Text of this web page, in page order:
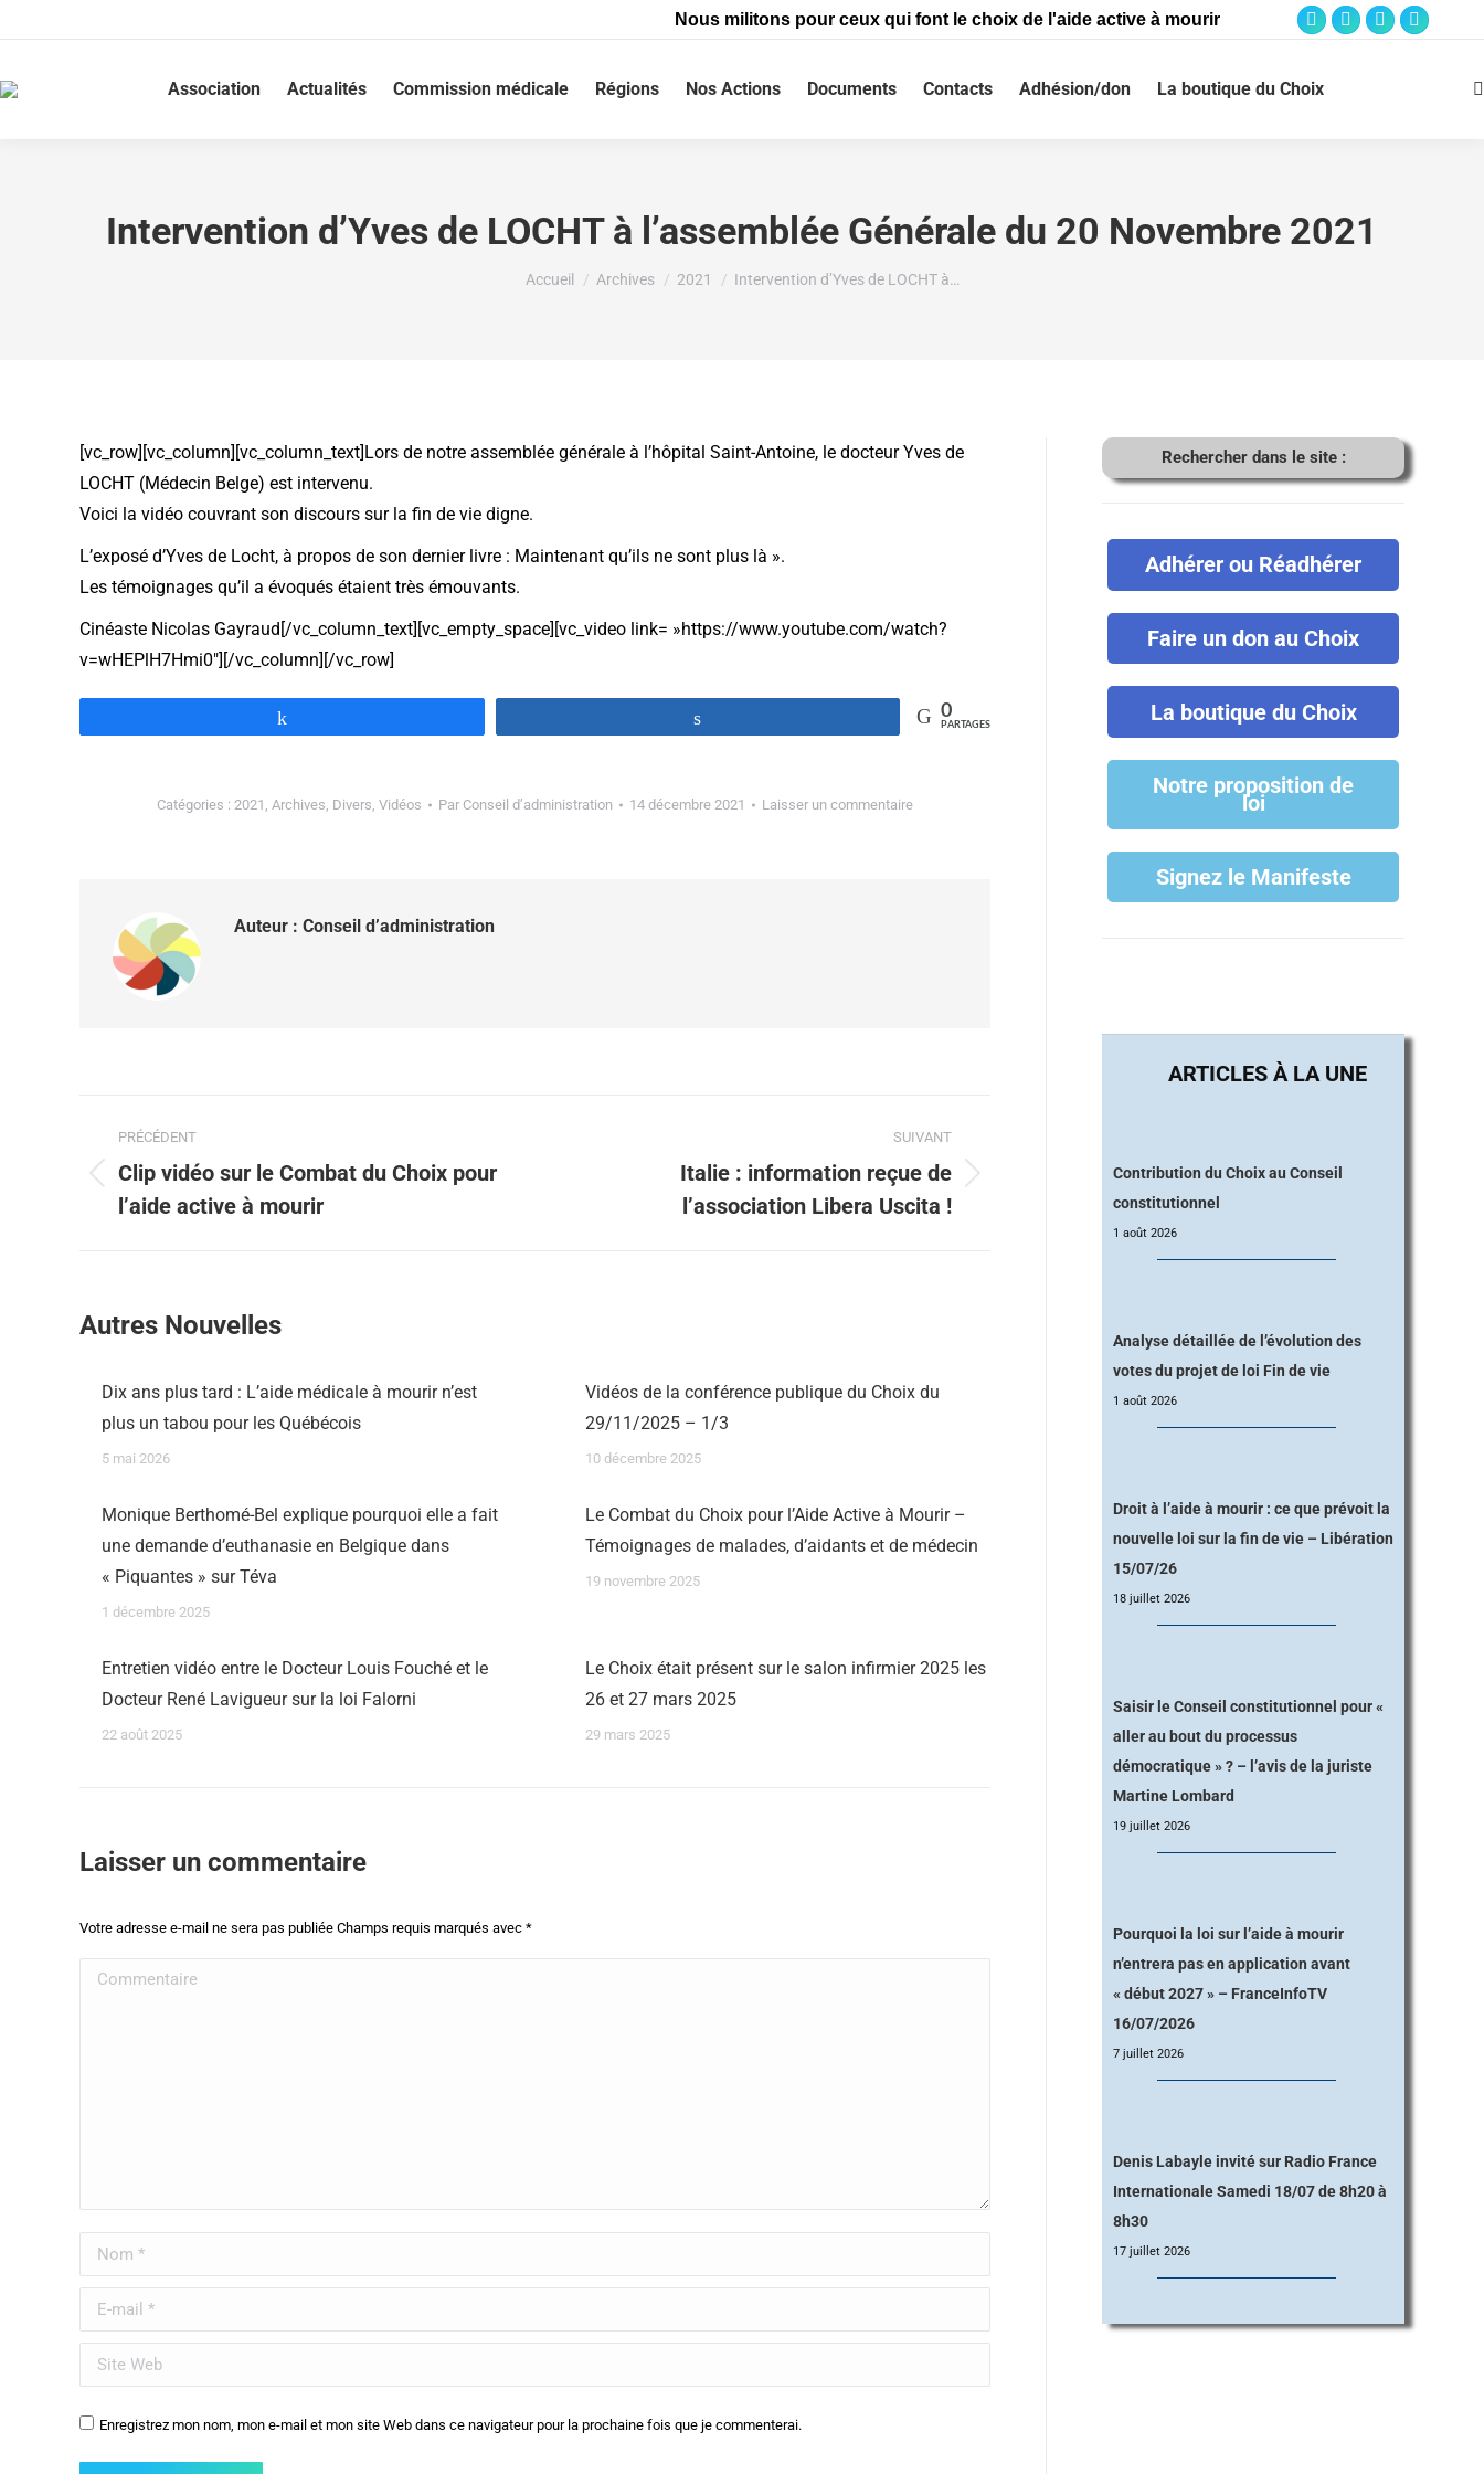
Nous militons pour ceux qui font le choix de l'aide active à mourir
Association Actualités Commission médicale Régions Nos Actions Documents Contacts Adhésion/don La boutique du Choix
Intervention d’Yves de LOCHT à l’assemblée Générale du 20 Novembre 2021
Vous êtes ici :
Accueil Archives 2021 Intervention d’Yves de LOCHT à…
[vc_row][vc_column][vc_column_text]Lors de notre assemblée générale à l’hôpital Saint-Antoine, le docteur Yves de
LOCHT (Médecin Belge) est intervenu.
Voici la vidéo couvrant son discours sur la fin de vie digne.
L’exposé d’Yves de Locht, à propos de son dernier livre : Maintenant qu’ils ne sont plus là ».
Les témoignages qu’il a évoqués étaient très émouvants.
Cinéaste Nicolas Gayraud[/vc_column_text][vc_empty_space][vc_video link= »https://www.youtube.com/watch?
v=wHEPlH7Hmi0″][/vc_column][/vc_row]
0
PARTAGES
Catégories : 2021 , Archives, Divers, Vidéos Par Conseil d’administration 14 décembre 2021 Laisser un commentaire
Auteur : Conseil d’administration
PRÉCÉDENT
Clip vidéo sur le Combat du Choix pour
l’aide active à mourir
SUIVANT
Italie : information reçue de
l’association Libera Uscita !
Autres Nouvelles
Dix ans plus tard : L’aide médicale à mourir n’est
plus un tabou pour les Québécois
5 mai 2026
Vidéos de la conférence publique du Choix du
29/11/2025 – 1/3
10 décembre 2025
Monique Berthomé-Bel explique pourquoi elle a fait
une demande d’euthanasie en Belgique dans
« Piquantes » sur Téva
1 décembre 2025
Le Combat du Choix pour l’Aide Active à Mourir –
Témoignages de malades, d’aidants et de médecin
19 novembre 2025
Entretien vidéo entre le Docteur Louis Fouché et le
Docteur René Lavigueur sur la loi Falorni
22 août 2025
Le Choix était présent sur le salon infirmier 2025 les
26 et 27 mars 2025
29 mars 2025
Laisser un commentaire
Votre adresse e-mail ne sera pas publiée Champs requis marqués avec *
Commentaire
Nom *
E-mail *
Site Web
Enregistrez mon nom, mon e-mail et mon site Web dans ce navigateur pour la prochaine fois que je commenterai.
Rechercher dans le site :
Adhérer ou Réadhérer
Faire un don au Choix
La boutique du Choix
Notre proposition de
loi
Signez le Manifeste
Contribution du Choix au Conseil
constitutionnel
1 août 2026
Analyse détaillée de l’évolution des
votes du projet de loi Fin de vie
1 août 2026
Droit à l’aide à mourir : ce que prévoit la
nouvelle loi sur la fin de vie – Libération
15/07/26
18 juillet 2026
Saisir le Conseil constitutionnel pour «
aller au bout du processus
démocratique » ? – l’avis de la juriste
Martine Lombard
19 juillet 2026
Pourquoi la loi sur l’aide à mourir
n’entrera pas en application avant
« début 2027 » – FranceInfoTV
16/07/2026
7 juillet 2026
Denis Labayle invité sur Radio France
Internationale Samedi 18/07 de 8h20 à
8h30
17 juillet 2026